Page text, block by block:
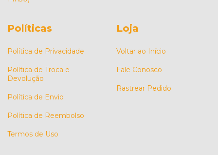
Políticas
Política de Privacidade
Política de Troca e
Devolução
Política de Envio
Política de Reembolso
Termos de Uso
Loja
Voltar ao Início
Fale Conosco
Rastrear Pedido